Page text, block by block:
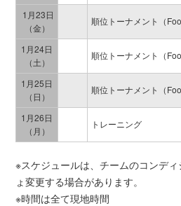
1月23日
（金）
順位トーナメント（
1月24日
（土）
順位トーナメント（
1月25日
（日）
順位トーナメント（
1月26日
（月）
トレーニング
※スケジュールは、チームのコンデ
ょ変更する場合があります。
※時間は全て現地時間